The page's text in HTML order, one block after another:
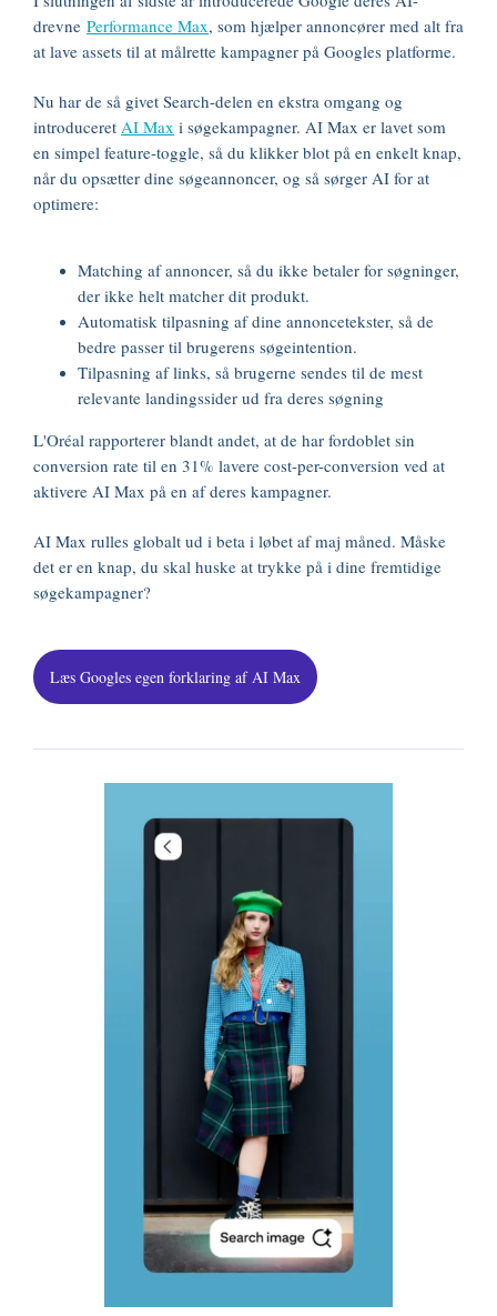
drevne Performance Max, som hjælper annoncører med alt fra
at lave assets til at målrette kampagner på Googles platforme.
Nu har de så givet Search-delen en ekstra omgang og
introduceret AI Max i søgekampagner. AI Max er lavet som
en simpel feature-toggle, så du klikker blot på en enkelt knap,
når du opsætter dine søgeannoncer, og så sørger AI for at
optimere:
Matching af annoncer, så du ikke betaler for søgninger,
der ikke helt matcher dit produkt.
Automatisk tilpasning af dine annoncetekster, så de
bedre passer til brugerens søgeintention.
Tilpasning af links, så brugerne sendes til de mest
relevante landingssider ud fra deres søgning
L'Oréal rapporterer blandt andet, at de har fordoblet sin
conversion rate til en 31% lavere cost-per-conversion ved at
aktivere AI Max på en af deres kampagner.
AI Max rulles globalt ud i beta i løbet af maj måned. Måske
det er en knap, du skal huske at trykke på i dine fremtidige
søgekampagner?
Læs Googles egen forklaring af AI Max